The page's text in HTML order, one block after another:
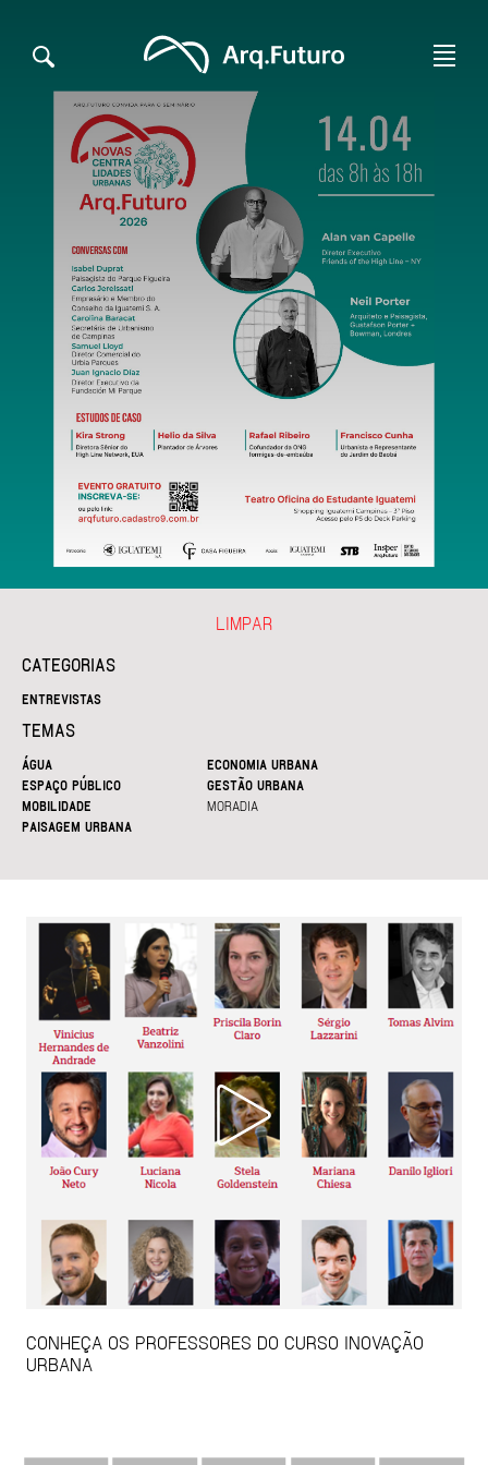
CATEGORIAS
ENTREVISTAS
TEMAS
ÁGUA
ECONOMIA URBANA
ESPAÇO PÚBLICO
GESTÃO URBANA
MOBILIDADE
MORADIA
PAISAGEM URBANA
LIMPAR
CONHEÇA OS PROFESSORES DO CURSO INOVAÇÃO
URBANA